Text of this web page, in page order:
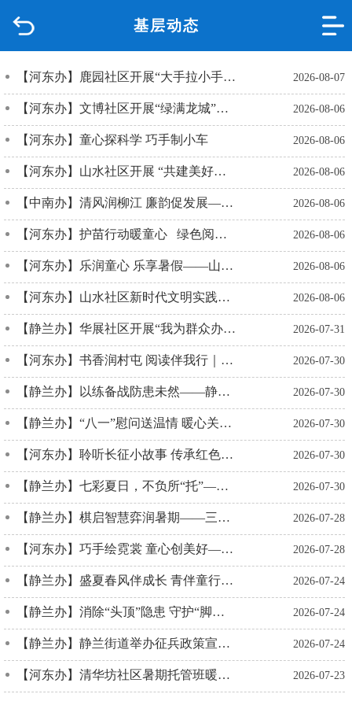
基层动态
品质城中
新闻中心
政府信息公开
网上办事
数据专题
2026-08-07
【河东办】鹿园社区开展“大手拉小手 防溺不离手” 文明实践活动
2026-08-06
【河东办】文博社区开展“绿满龙城”全民参与扫黄打非抵制文化垃圾活动
2026-08-06
【河东办】童心探科学 巧手制小车
2026-08-06
【河东办】山水社区开展 “共建美好家园，夏秋季防蚊灭蚊”宣传活动
2026-08-06
【中南办】清风润柳江 廉韵促发展——中南街道召开清廉社区建设部署会
2026-08-06
【河东办】护苗行动暖童心 绿色阅读伴成长
2026-08-06
【河东办】乐润童心 乐享暑假——山水社区开展暑期托管创意乐器课堂
2026-08-06
【河东办】山水社区新时代文明实践站开展“八一建军暖桑榆·银龄风采展幸福”主题志愿集市活动
2026-07-31
【静兰办】华展社区开展“我为群众办实事”便民服务活动
2026-07-30
【河东办】书香润村屯 阅读伴我行｜河东街道牛车坪村开展中华六艺之 “书” 阅读实践暨 “扫黄打非・护苗” 宣传活动
2026-07-30
【静兰办】以练备战防患未然——静兰街道开展地质灾害应急避险演练
2026-07-30
【静兰办】“八一”慰问送温情 暖心关怀情系退役军人
2026-07-30
【河东办】聆听长征小故事 传承红色英雄心 —前茅社区关工委开展红色主题宣讲活动
2026-07-30
【静兰办】七彩夏日，不负所“托”——华展社区开展暑期公益托管服务
2026-07-28
【静兰办】棋启智慧弈润暑期——三门江社区开展少儿围棋公益课暨“护苗·绿书签行动”宣传活动
2026-07-28
【河东办】巧手绘霓裳 童心创美好——山水社区惠民暑托班开展创意服饰课堂活动
2026-07-24
【静兰办】盛夏春风伴成长 青伴童行暖童心——广西共青团 “伙伴计划” 暑期托管公益课堂精彩纷呈
2026-07-24
【静兰办】消除“头顶”隐患 守护“脚下”安全——华展社区为民办实事砍伐修剪危树
2026-07-24
【静兰办】静兰街道举办征兵政策宣讲会：算好“两笔账”，激励青年参军报国
2026-07-23
【河东办】清华坊社区暑期托管班暖心开课 护航青少年充实暑假